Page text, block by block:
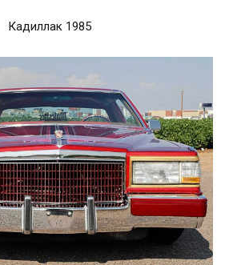
Кадиллак 1985